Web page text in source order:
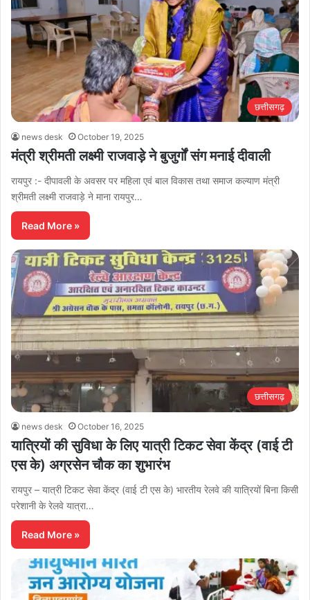
छत्तीसगढ़
news desk October 19, 2025
मंत्री श्रीमती लक्ष्मी राजवाड़े ने बुजुर्गों संग मनाई दीवाली
रायपुर :- दीपावली के अवसर पर महिला एवं बाल विकास तथा समाज कल्याण मंत्री
श्रीमती लक्ष्मी राजवाड़े ने माना रायपुर…
Read More »
छत्तीसगढ़
news desk October 16, 2025
यात्रियों की सुविधा के लिए यात्री टिकट सेवा केंद्र (वाई टी
एस के) अग्रसेन चौक का शुभारंभ
रायपुर – यात्री टिकट सेवा केंद्र (वाई टी एस के) भारतीय रेलवे की यात्रियों बिना किसी
परेशानी के रेलवे यात्रा…
Read More »